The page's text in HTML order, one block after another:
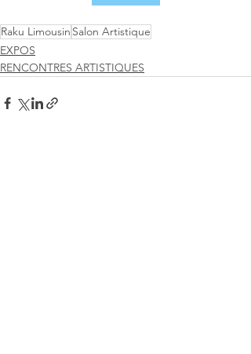
Raku Limousin Salon Artistique
EXPOS
RENCONTRES ARTISTIQUES